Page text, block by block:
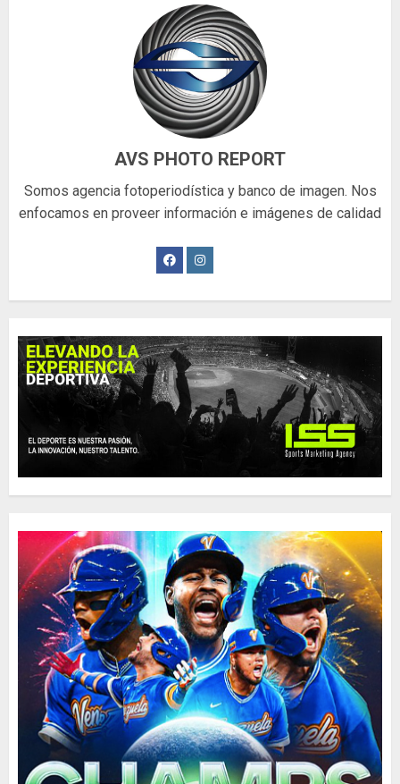
AVS PHOTO REPORT
Somos agencia fotoperiodística y banco de imagen. Nos
enfocamos en proveer información e imágenes de calidad